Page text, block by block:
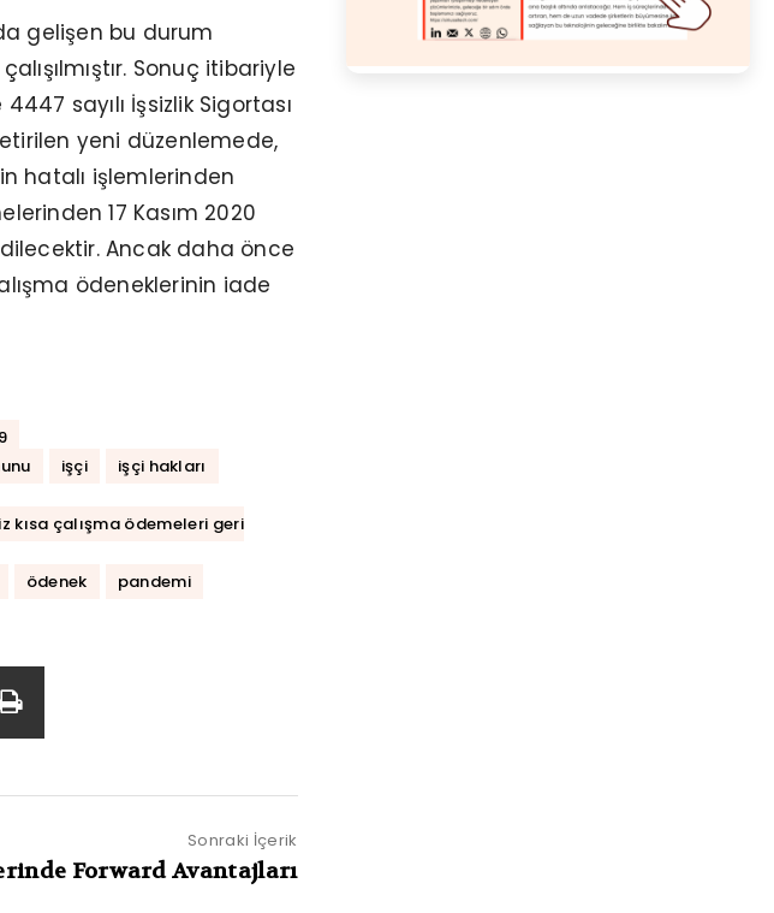
gelişen bu durum
Sonuç itibariyle
sayılı İşsizlik Sigortası
yeni düzenlemede,
hatalı işlemlerinden
17 Kasım 2020
Ancak daha önce
ödeneklerinin iade
işçi
işçi hakları
kısa çalışma ödemeleri geri
ödenek
pandemi
Sonraki İçerik
Forward Avantajları